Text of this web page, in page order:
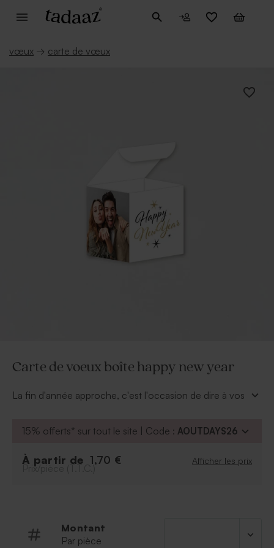
vœux → carte de vœux
Carte de voeux boîte happy new year
La fin d'année approche, c'est l'occasion de dire à vos
de vœux boîte happy new yearque vous pourrez
l'intérieur glissez-y des petits chocolats pour encore
15% offerts* sur tout le site | Code : AOUTDAYS26
À partir de 1,70 € Afficher les prix
Prix/pièce (T.T.C.)
Montant
Par pièce